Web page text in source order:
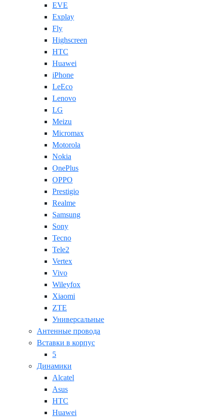
EVE
Explay
Fly
Highscreen
HTC
Huawei
iPhone
LeEco
Lenovo
LG
Meizu
Micromax
Motorola
Nokia
OnePlus
OPPO
Prestigio
Realme
Samsung
Sony
Tecno
Tele2
Vertex
Vivo
Wileyfox
Xiaomi
ZTE
Универсальные
Антенные провода
Вставки в корпус
5
Динамики
Alcatel
Asus
HTC
Huawei